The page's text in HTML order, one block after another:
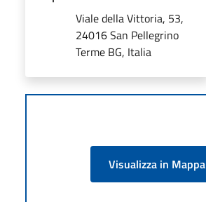
Viale della Vittoria, 53,
24016 San Pellegrino
Terme BG, Italia
Visualizza in Mappa